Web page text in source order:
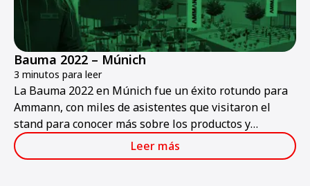
Bauma 2022 – Múnich
3 minutos para leer
La Bauma 2022 en Múnich fue un éxito rotundo para
Ammann, con miles de asistentes que visitaron el
stand para conocer más sobre los productos y
servicios de Ammann.
Leer más